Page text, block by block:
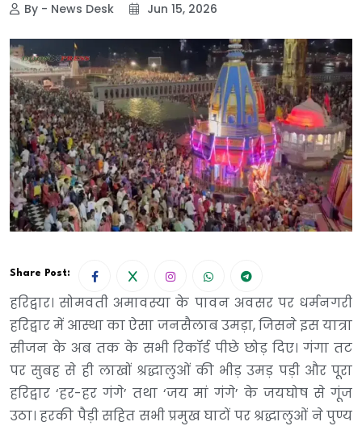
By - News Desk Jun 15, 2026
Share Post:
हरिद्वार। सोमवती अमावस्या के पावन अवसर पर धर्मनगरी
हरिद्वार में आस्था का ऐसा जनसैलाब उमड़ा, जिसने इस यात्रा
सीजन के अब तक के सभी रिकॉर्ड पीछे छोड़ दिए। गंगा तट
पर सुबह से ही लाखों श्रद्धालुओं की भीड़ उमड़ पड़ी और पूरा
हरिद्वार ‘हर-हर गंगे’ तथा ‘जय मां गंगे’ के जयघोष से गूंज
उठा। हरकी पैड़ी सहित सभी प्रमुख घाटों पर श्रद्धालुओं ने पुण्य